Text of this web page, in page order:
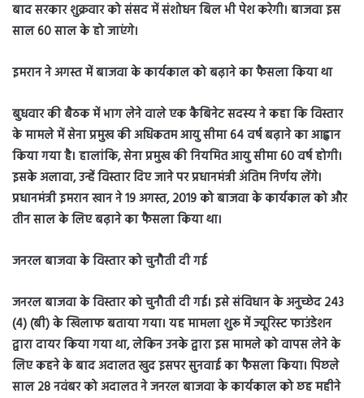
बाद सरकार शुक्रवार को संसद में संशोधन बिल भी पेश करेगी। बाजवा इस
साल 60 साल के हो जाएंगे।
इमरान ने अगस्त में बाजवा के कार्यकाल को बढ़ाने का फैसला किया था
बुधवार की बैठक में भाग लेने वाले एक कैबिनेट सदस्य ने कहा कि विस्तार
के मामले में सेना प्रमुख की अधिकतम आयु सीमा 64 वर्ष बढ़ाने का आह्वान
किया गया है। हालांकि, सेना प्रमुख की नियमित आयु सीमा 60 वर्ष होगी।
इसके अलावा, उन्हें विस्तार दिए जाने पर प्रधानमंत्री अंतिम निर्णय लेंगे।
प्रधानमंत्री इमरान खान ने 19 अगस्त, 2019 को बाजवा के कार्यकाल को और
तीन साल के लिए बढ़ाने का फैसला किया था।
जनरल बाजवा के विस्तार को चुनौती दी गई
जनरल बाजवा के विस्तार को चुनौती दी गई। इसे संविधान के अनुच्छेद 243
(4) (बी) के खिलाफ बताया गया। यह मामला शुरू में ज्यूरिस्ट फाउंडेशन
द्वारा दायर किया गया था, लेकिन उनके द्वारा इस मामले को वापस लेने के
लिए कहने के बाद अदालत खुद इसपर सुनवाई का फैसला किया। पिछले
साल 28 नवंबर को अदालत ने जनरल बाजवा के कार्यकाल को छह महीने